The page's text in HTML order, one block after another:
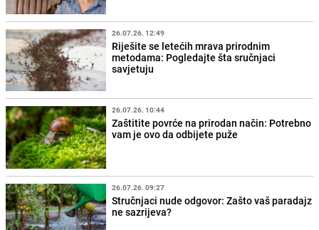
26.07.26. 12:49
Riješite se letećih mrava prirodnim
metodama: Pogledajte šta sručnjaci
savjetuju
26.07.26. 10:44
Zaštitite povrće na prirodan način: Potrebno
vam je ovo da odbijete puže
26.07.26. 09:27
Stručnjaci nude odgovor: Zašto vaš paradajz
ne sazrijeva?